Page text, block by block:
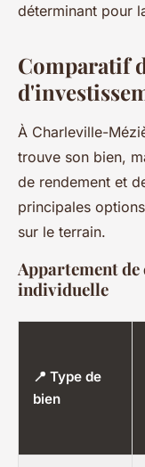
déterminant pour
Comparatif
À Charleville-
trouve son bien,
de rendement et
principales
sur le terrain.
Appartement
individuelle
📍 Type de
bien